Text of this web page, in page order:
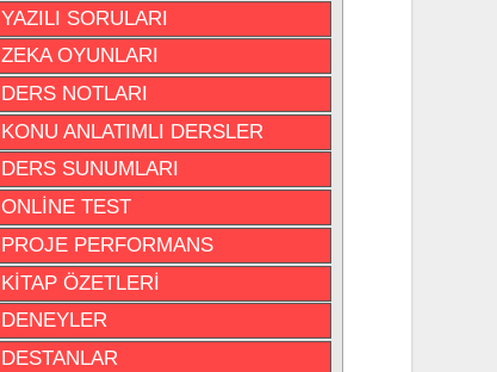
YAZILI SORULARI
ZEKA OYUNLARI
DERS NOTLARI
KONU ANLATIMLI DERSLER
DERS SUNUMLARI
ONLİNE TEST
PROJE PERFORMANS
KİTAP ÖZETLERİ
DENEYLER
DESTANLAR